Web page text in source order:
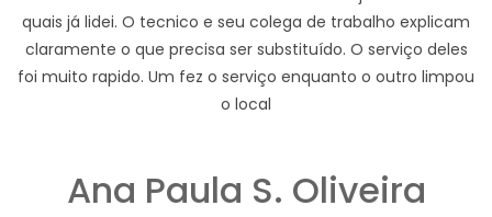
quais já lidei. O tecnico e seu colega de trabalho explicam
claramente o que precisa ser substituído. O serviço deles
foi muito rapido. Um fez o serviço enquanto o outro limpou
o local
Ana Paula S. Oliveira